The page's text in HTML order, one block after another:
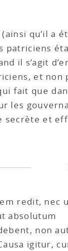
qu’il a
patriciens
il s’agit
et non
fait que
les
secrète et
redit, nec
absolutum
non
igitur,